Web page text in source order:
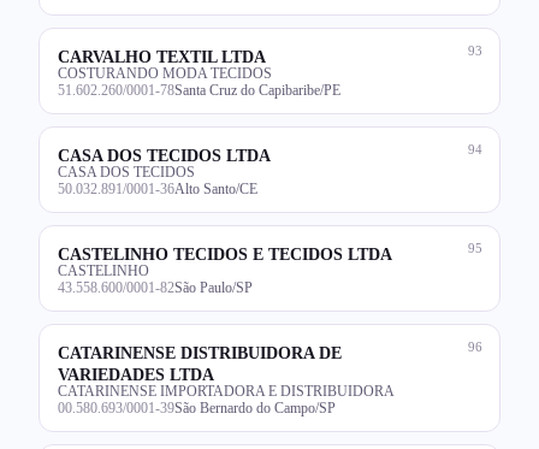
93
CARVALHO TEXTIL LTDA
COSTURANDO MODA TECIDOS
51.602.260/0001-78Santa Cruz do Capibaribe/PE
94
CASA DOS TECIDOS LTDA
CASA DOS TECIDOS
50.032.891/0001-36Alto Santo/CE
95
CASTELINHO TECIDOS E TECIDOS LTDA
CASTELINHO
43.558.600/0001-82São Paulo/SP
96
CATARINENSE DISTRIBUIDORA DE
VARIEDADES LTDA
CATARINENSE IMPORTADORA E DISTRIBUIDORA
00.580.693/0001-39São Bernardo do Campo/SP